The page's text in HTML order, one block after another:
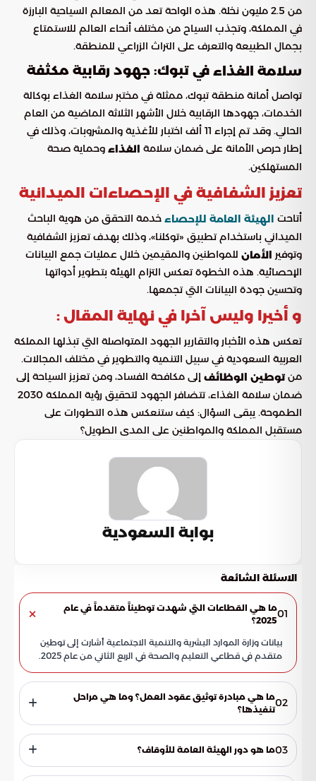
من 2.5 مليون نخلة. هذه الواحة تعد من المعالم السياحية البارزة
في المملكة، وتجذب السياح من مختلف أنحاء العالم للاستمتاع
بجمال الطبيعة والتعرف على التراث الزراعي للمنطقة.
سلامة الغذاء في تبوك: جهود رقابية مكثفة
تواصل أمانة منطقة تبوك، ممثلة في مختبر سلامة الغذاء بوكالة
الخدمات، جهودها الرقابية خلال الأشهر الثلاثة الماضية من العام
الحالي. وقد تم إجراء 11 ألف اختبار للأغذية والمشروبات، وذلك في
إطار حرص الأمانة على ضمان سلامة الغذاء وحماية صحة
المستهلكين.
تعزيز الشفافية في الإحصاءات الميدانية
أتاحت الهيئة العامة للإحصاء خدمة التحقق من هوية الباحث
الميداني باستخدام تطبيق «توكلنا»، وذلك بهدف تعزيز الشفافية
وتوفير الأمان للمواطنين والمقيمين خلال عمليات جمع البيانات
الإحصائية. هذه الخطوة تعكس التزام الهيئة بتطوير أدواتها
وتحسين جودة البيانات التي تجمعها.
و أخيرا وليس آخرا في نهاية المقال :
تعكس هذه الأخبار والتقارير الجهود المتواصلة التي تبذلها المملكة
العربية السعودية في سبيل التنمية والتطوير في مختلف المجالات.
منتوطين الوظائف إلى مكافحة الفساد، ومن تعزيز السياحة إلى
ضمان سلامة الغذاء، تتضافر الجهود لتحقيق رؤية المملكة 2030
الطموحة. يبقى السؤال: كيف ستنعكس هذه التطورات على
مستقبل المملكة والمواطنين على المدى الطويل؟
بوابة السعودية
الاسئلة الشائعة
01ما هي القطاعات التي شهدت توطيناً متقدماً في عام
2025؟
بيانات وزارة الموارد البشرية والتنمية الاجتماعية أشارت إلى توطين
متقدم في قطاعي التعليم والصحة في الربع الثاني من عام 2025.
02ما هي مبادرة توثيق عقود العمل؟ وما هي مراحل
تنفيذها؟
البشرية والتنمية الاجتماعية لجعل عقود العمل سندات تنفيذية.
المتحدث الإعلامي للوزارة، محمد الرزقي، كشف عن أن تنفيذ هذه
03ما هو دور الهيئة العامة للأوقاف؟